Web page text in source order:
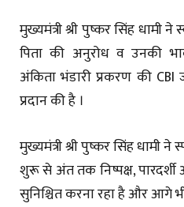
मुख्यमंत्री श्री पुष्कर सिंह धामी ने
पिता की अनुरोध व उनकी
अंकिता भंडारी प्रकरण की
प्रदान की है ।
मुख्यमंत्री श्री पुष्कर सिंह धामी ने
शुरू से अंत तक निष्पक्ष,
सुनिश्चित करना रहा है और आगे